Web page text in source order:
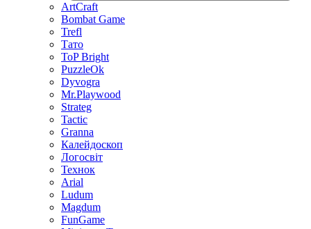
ArtCraft
Bombat Game
Trefl
Тато
ToP Bright
PuzzleOk
Dyvogra
Mr.Playwood
Strateg
Tactic
Granna
Калейдоскоп
Логосвіт
Технок
Arial
Ludum
Magdum
FunGame